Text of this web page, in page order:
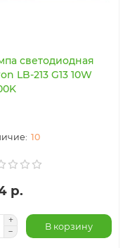
светодиодная
LB-213 G13 10W
10
р.
В корзину